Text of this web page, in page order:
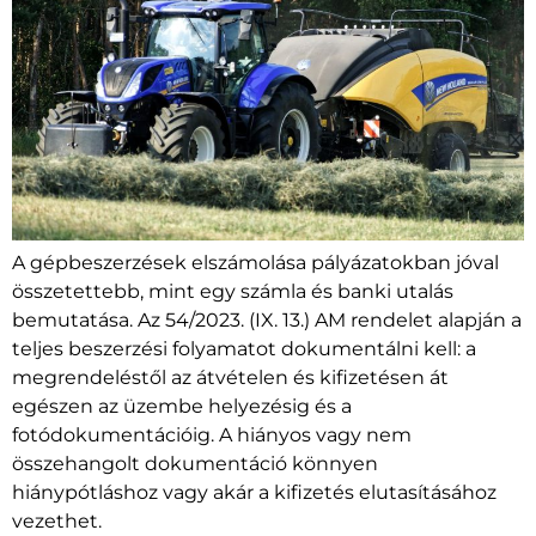
A gépbeszerzések elszámolása pályázatokban jóval
összetettebb, mint egy számla és banki utalás
bemutatása. Az 54/2023. (IX. 13.) AM rendelet alapján a
teljes beszerzési folyamatot dokumentálni kell: a
megrendeléstől az átvételen és kifizetésen át
egészen az üzembe helyezésig és a
fotódokumentációig. A hiányos vagy nem
összehangolt dokumentáció könnyen
hiánypótláshoz vagy akár a kifizetés elutasításához
vezethet.